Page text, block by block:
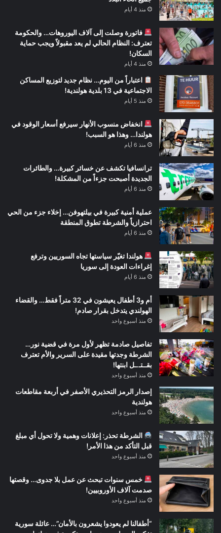
منذ 4 أيام
فاتورة وصلت إلى آلاف اليوروهات… والحكومة
تعترف: النظام الحالي لم يعد مقبولاً ويجب حماية
السكان!
منذ 4 أيام
اعتباراً من اليوم… نظام جديد لتوزيع المساكن
الاجتماعية في 13 بلدية هولندية!
منذ 5 أيام
انخفاض منسوب الأنهار سيرفع أسعار الوقود في
هولندا… وهذا هو السبب!
منذ 6 أيام
ترانسافيا تكشف عن خسائر كبيرة… والطائرات
الجديدة أصبحت جزءاً من المشكلة!
منذ 6 أيام
عملية أمنية كبيرة في بيلتهوفن… إخلاء جزء من الحي
احترازياً والشرطة تطوق المنطقة
منذ 6 أيام
هولندا تغيّر سياستها تجاه السوريين وترفع
إغراءات العودة إلى سوريا
منذ 6 أيام
أم و3 أطفال يعيشون في 32 متراً فقط… والقضاء
الهولندي يتدخل بقرار صادم!
منذ أسبوع واحد
تفاصيل صادمة تظهر لأول مرة في قضية نور…
الشرطة وجدتها مقيدة على السرير والأم تعترف
بقــتـ.ـل ابنتها!
منذ أسبوع واحد
إصدار الرمز التحذيري الأصفر في أربعة مقاطعات
هولندية
منذ أسبوع واحد
الشرطة تحذر: إعلانات وهمية ولا تحول أي مبلغ
قبل التأكد من هذا الأمر!
منذ أسبوع واحد
خمس سنوات تبحث عن عمل بلا جدوى… وقصتها
صدمت آلاف الأوروبيين!
منذ أسبوع واحد
“أطفالنا لم يعودوا يشعرون بالأمان”… عائلة سورية